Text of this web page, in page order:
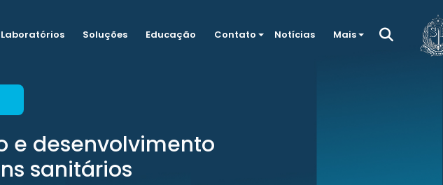
Laboratórios Soluções Educação Contato Notícias Mais
e desenvolvimento
sanitários